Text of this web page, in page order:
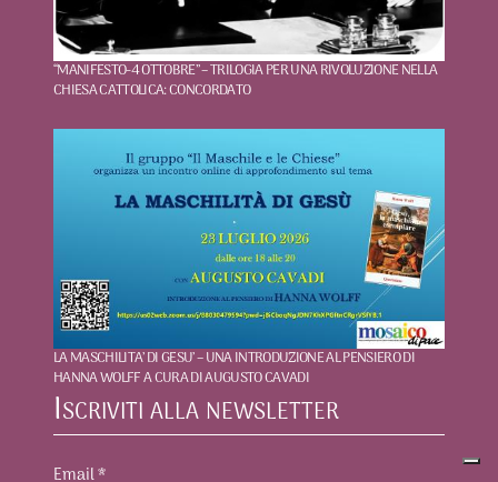
“MANIFESTO-4 OTTOBRE” – TRILOGIA PER UNA RIVOLUZIONE NELLA
CHIESA CATTOLICA: CONCORDATO
LA MASCHILITA’ DI GESU’ – UNA INTRODUZIONE AL PENSIERO DI
HANNA WOLFF A CURA DI AUGUSTO CAVADI
Iscriviti alla newsletter
Email*